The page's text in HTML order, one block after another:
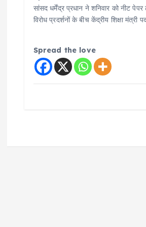
सांसद धर्मेंद्र प्रधान ने शनिवार को नीट पेपर
विरोध प्रदर्शनों के बीच केंद्रीय शिक्षा मंत्री
Spread the love